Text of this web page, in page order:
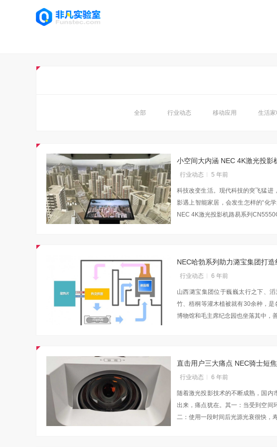
全部 行业动态 移动应用 生活家
小空间大内涵 NEC 4K激光投影
行业动态 5 年前
科技改变生活。现代科技的突飞猛进
影遇上智能家居，会发生怎样的“化
NEC 4K激光投影机路易系列
NEC哈勃系列助力潞宝集团打
行业动态 6 年前
山西潞宝集团位于巍巍太行之下、
竹、梧桐等灌木植被就有30余种，是
博物馆和毛主席纪念园也坐落其中，
直击用户三大痛点 NEC骑士短
行业动态 6 年前
随着激光投影技术的不断成熟，国内
出来，痛点犹在。其一：当受到空间
二：使用一段时间后光源光衰很快，